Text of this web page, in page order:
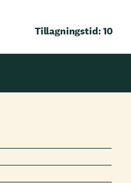
Tillagningstid: 10